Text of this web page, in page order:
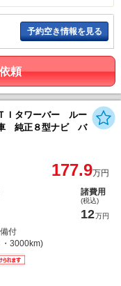
予約空き情報を見る
頼
Ｉタワーバー ルー
純正８型ナビ バ
177.9万円
諸費用
(税込)
12万円
付
3000km)